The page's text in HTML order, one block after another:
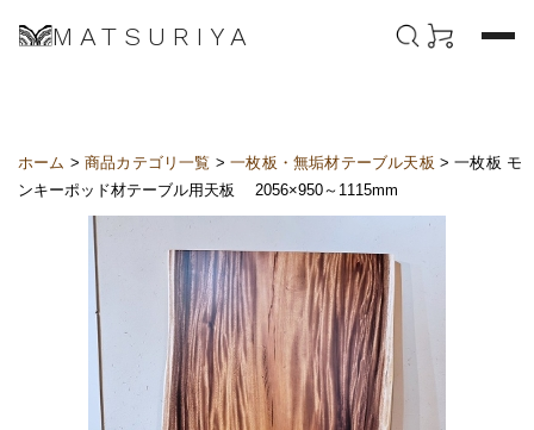
MATSURIYA
ホーム >商品カテゴリ一覧 >一枚板・無垢材テーブル天板 > 一枚板 モ
ンキーポッド材テーブル用天板 2056×950～1115mm